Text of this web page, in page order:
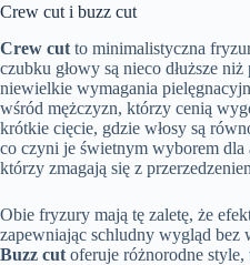
Crew cut i buzz cut
Crew cut to minimalistyczna
czubku głowy są nieco dłuższe
niewielkie wymagania
wśród mężczyzn, którzy cenią
krótkie cięcie, gdzie włosy są
co czyni je świetnym wyborem
którzy zmagają się z
Obie fryzury mają tę zaletę, że
zapewniając schludny wygląd bez
Buzz cut oferuje różnorodne style,